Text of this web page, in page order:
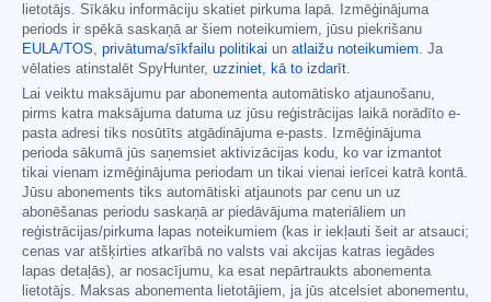
lietotājs. Sīkāku informāciju skatiet pirkuma lapā. Izmēģinājuma
periods ir spēkā saskaņā ar šiem noteikumiem, jūsu piekrišanu
EULA/TOS, privātuma/sīkfailu politikai un atlaižu noteikumiem. Ja
vēlaties atinstalēt SpyHunter, uzziniet, kā to izdarīt.
Lai veiktu maksājumu par abonementa automātisko atjaunošanu,
pirms katra maksājuma datuma uz jūsu reģistrācijas laikā norādīto e-
pasta adresi tiks nosūtīts atgādinājuma e-pasts. Izmēģinājuma
perioda sākumā jūs saņemsiet aktivizācijas kodu, ko var izmantot
tikai vienam izmēģinājuma periodam un tikai vienai ierīcei katrā kontā.
Jūsu abonements tiks automātiski atjaunots par cenu un uz
abonēšanas periodu saskaņā ar piedāvājuma materiāliem un
reģistrācijas/pirkuma lapas noteikumiem (kas ir iekļauti šeit ar atsauci;
cenas var atšķirties atkarībā no valsts vai akcijas katras iegādes
lapas detaļās), ar nosacījumu, ka esat nepārtraukts abonementa
lietotājs. Maksas abonementa lietotājiem, ja jūs atcelsiet abonementu,